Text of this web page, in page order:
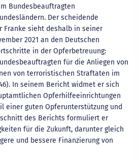
Bundesbeauftragten
Der scheidende
Franke sieht deshalb in seiner
2021 an den Deutschen
in der Opferbetreuung:
für die Anliegen von
von terroristischen Straftaten im
In seinem Bericht widmet er sich
Opferhilfeeinrichtungen
einer guten Opferunterstützung und
des Berichts formuliert er
für die Zukunft, darunter gleich
und bessere Finanzierung von